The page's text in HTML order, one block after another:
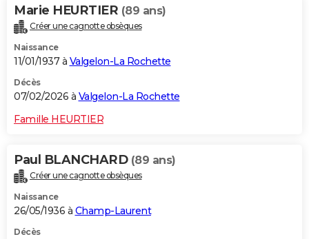
Marie HEURTIER (89 ans)
Créer une cagnotte obsèques
Naissance
11/01/1937 à Valgelon-La Rochette
Décès
07/02/2026 à Valgelon-La Rochette
Famille HEURTIER
Paul BLANCHARD (89 ans)
Créer une cagnotte obsèques
Naissance
26/05/1936 à Champ-Laurent
Décès